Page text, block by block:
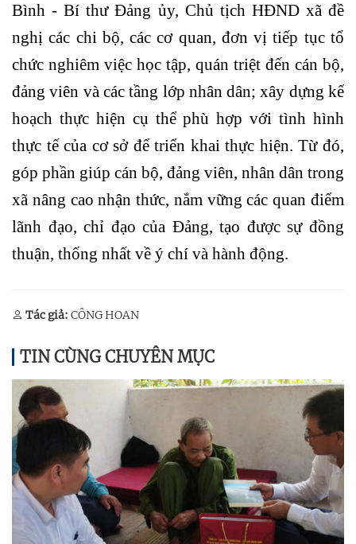
Bình - Bí thư Đảng ủy, Chủ tịch HĐND xã đề
nghị các chi bộ, các cơ quan, đơn vị tiếp tục tổ
chức nghiêm việc học tập, quán triệt đến cán bộ,
đảng viên và các tầng lớp nhân dân; xây dựng kế
hoạch thực hiện cụ thể phù hợp với tình hình
thực tế của cơ sở để triển khai thực hiện. Từ đó,
góp phần giúp cán bộ, đảng viên, nhân dân trong
xã nâng cao nhận thức, nắm vững các quan điểm
lãnh đạo, chỉ đạo của Đảng, tạo được sự đồng
thuận, thống nhất về ý chí và hành động.
Tác giả: CÔNG HOAN
TIN CÙNG CHUYÊN MỤC